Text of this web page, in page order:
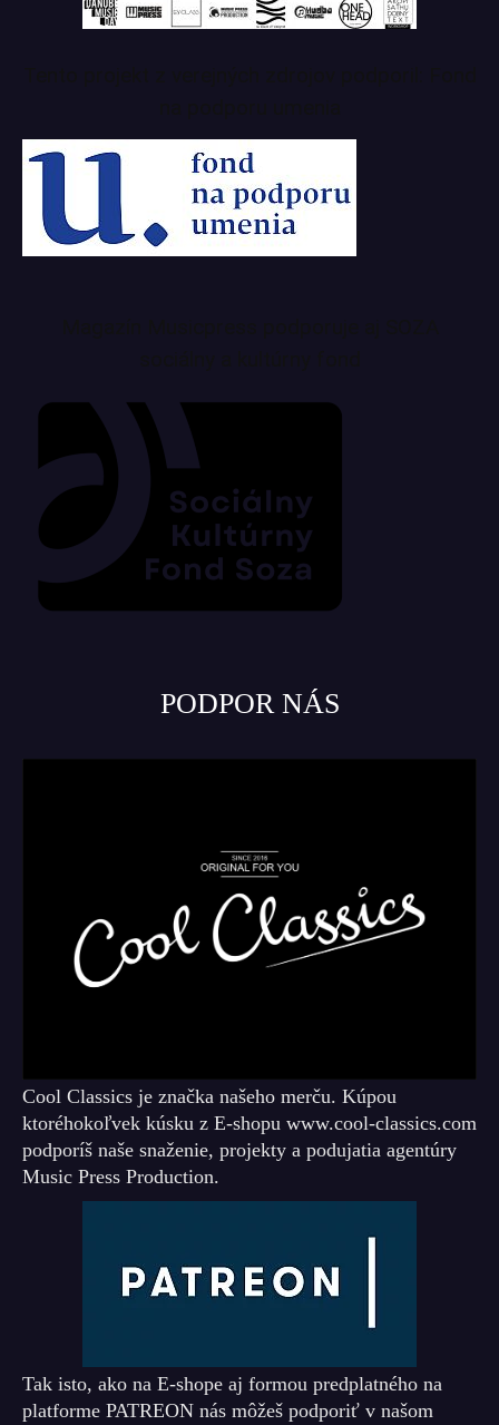
PODPOR NÁS
Cool Classics je značka našeho merču. Kúpou
ktoréhokoľvek kúsku z E-shopu www.cool-classics.com
podporíš naše snaženie, projekty a podujatia agentúry
Music Press Production.
Tak isto, ako na E-shope aj formou predplatného na
platforme PATREON nás môžeš podporiť v našom